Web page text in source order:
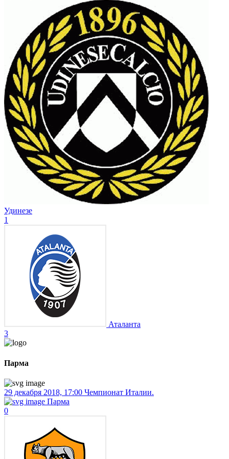
Удинезе
1
Аталанта
3
Парма
29 декабря 2018, 17:00 Чемпионат Италии.
Парма
0